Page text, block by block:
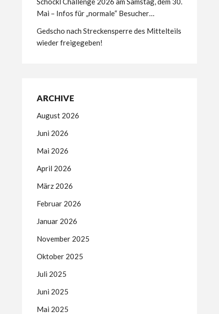
Mai – Infos für „normale“ Besucher…
Gedscho nach Streckensperre des Mittelteils
wieder freigegeben!
ARCHIVE
August 2026
Juni 2026
Mai 2026
April 2026
März 2026
Februar 2026
Januar 2026
November 2025
Oktober 2025
Juli 2025
Juni 2025
Mai 2025